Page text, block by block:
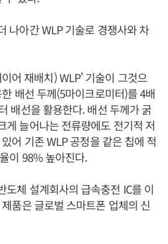
나아간 WLP 기술로 경쟁사와 차
어 재배치) WLP’ 기술이 그것으
배선 두께(5마이크로미터)를 4배
배선을 활용한다. 배선 두께가 굵
게 늘어나는 전류량에도 전기적 저
어 기존 WLP 공정을 같은 칩에 적
이 98% 높아진다.
도체 설계회사의 급속충전 IC를 이
품은 글로벌 스마트폰 업체의 신